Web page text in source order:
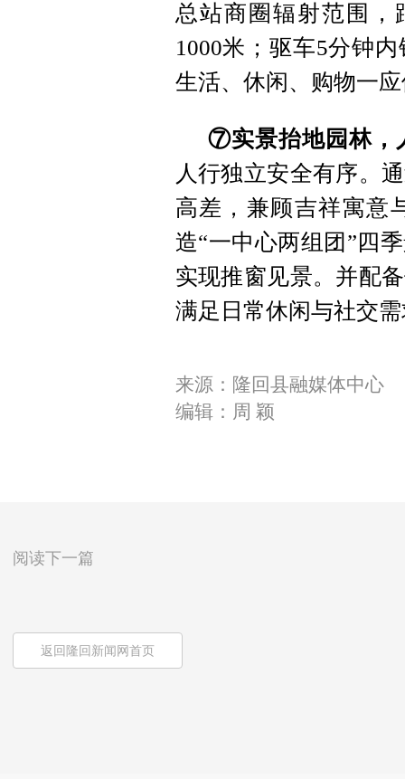
总站商圈辐射范围，
1000米；驱车5分钟
生活、休闲、购物一
⑦实景抬地园林，
人行独立安全有序。
高差，兼顾吉祥寓意
造“一中心两组团”四
实现推窗见景。并配
满足日常休闲与社交
来源：隆回县融媒体中心
编辑：周 颖
阅读下一篇
返回隆回新闻网首页